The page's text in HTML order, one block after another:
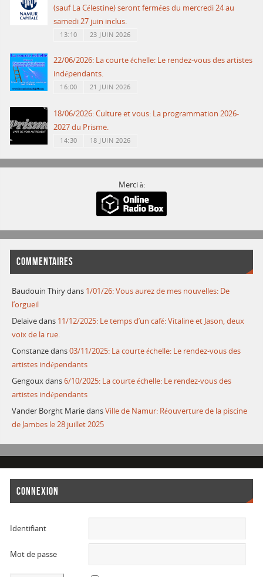
(sauf La Célestine) seront fermées du mercredi 24 au
samedi 27 juin inclus.
13:10 23 JUIN 2026
22/06/2026: La courte échelle: Le rendez-vous des artistes
indépendants.
16:00 21 JUIN 2026
18/06/2026: Culture et vous: La programmation 2026-
2027 du Prisme.
14:30 18 JUIN 2026
Merci à:
COMMENTAIRES
Baudouin Thirydans 1/01/26: Vous aurez de mes nouvelles: De
l’orgueil
Delaivedans 11/12/2025: Le temps d’un café: Vitaline et Jason, deux
voix de la rue.
Constanzedans03/11/2025: La courte échelle: Le rendez-vous des
artistes indépendants
Gengouxdans6/10/2025: La courte échelle: Le rendez-vous des
artistes indépendants
Vander Borght MariedansVille de Namur: Réouverture de la piscine
de Jambes le 28 juillet 2025
CONNEXION
Identifiant
Mot de passe